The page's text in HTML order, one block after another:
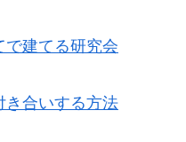
で建てる研究会
き合いする方法